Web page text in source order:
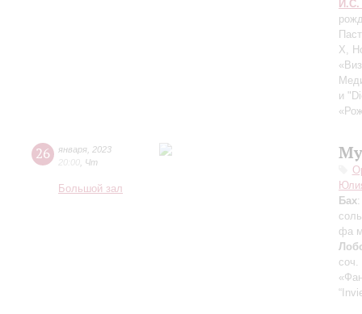
И.С.
X,
и
26 января 2023
Чт
Большой зал
Бах
фа